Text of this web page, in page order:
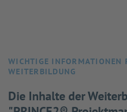
WICHTIGE INFORMATIONEN
WEITERBILDUNG
Die Inhalte der